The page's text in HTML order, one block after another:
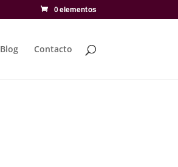
0 elementos
Blog Contacto